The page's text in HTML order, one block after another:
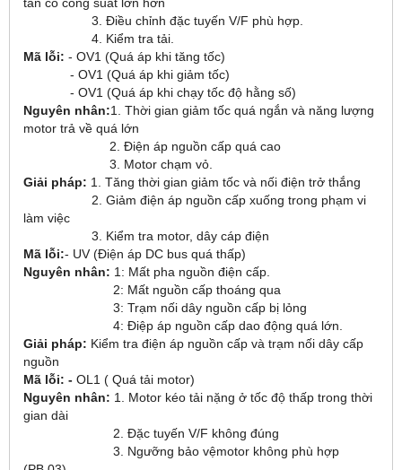
3. Điều chỉnh đặc tuyến V/F phù hợp.
4. Kiểm tra tải.
Mã lỗi: - OV1 (Quá áp khi tăng tốc)
- OV1 (Quá áp khi giảm tốc)
- OV1 (Quá áp khi chạy tốc độ hằng số)
Nguyên nhân:1. Thời gian giảm tốc quá ngắn và năng lượng
motor trả về quá lớn
2. Điện áp nguồn cấp quá cao
3. Motor chạm vỏ.
Giải pháp: 1. Tăng thời gian giảm tốc và nối điện trở thắng
2. Giảm điện áp nguồn cấp xuống trong phạm vi
làm việc
3. Kiểm tra motor, dây cáp điện
Mã lỗi:- UV (Điện áp DC bus quá thấp)
Nguyên nhân: 1: Mất pha nguồn điện cấp.
2: Mất nguồn cấp thoáng qua
3: Trạm nối dây nguồn cấp bị lỏng
4: Điệp áp nguồn cấp dao động quá lớn.
Giải pháp: Kiểm tra điện áp nguồn cấp và trạm nối dây cấp
nguồn
Mã lỗi: - OL1 ( Quá tải motor)
Nguyên nhân: 1. Motor kéo tải nặng ở tốc độ thấp trong thời
gian dài
2. Đặc tuyến V/F không đúng
3. Ngưỡng bảo vệmotor không phù hợp